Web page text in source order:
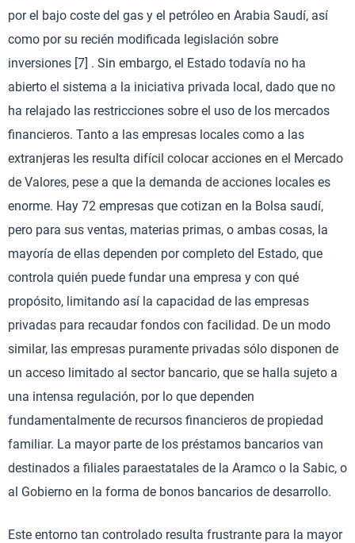
por el bajo coste del gas y el petróleo en Arabia Saudí, así
como por su recién modificada legislación sobre
inversiones [7] . Sin embargo, el Estado todavía no ha
abierto el sistema a la iniciativa privada local, dado que no
ha relajado las restricciones sobre el uso de los mercados
financieros. Tanto a las empresas locales como a las
extranjeras les resulta difícil colocar acciones en el Mercado
de Valores, pese a que la demanda de acciones locales es
enorme. Hay 72 empresas que cotizan en la Bolsa saudí,
pero para sus ventas, materias primas, o ambas cosas, la
mayoría de ellas dependen por completo del Estado, que
controla quién puede fundar una empresa y con qué
propósito, limitando así la capacidad de las empresas
privadas para recaudar fondos con facilidad. De un modo
similar, las empresas puramente privadas sólo disponen de
un acceso limitado al sector bancario, que se halla sujeto a
una intensa regulación, por lo que dependen
fundamentalmente de recursos financieros de propiedad
familiar. La mayor parte de los préstamos bancarios van
destinados a filiales paraestatales de la Aramco o la Sabic, o
al Gobierno en la forma de bonos bancarios de desarrollo.
Este entorno tan controlado resulta frustrante para la mayor